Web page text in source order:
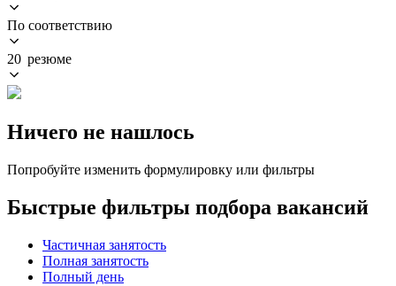
По соответствию
20 резюме
Ничего не нашлось
Попробуйте изменить формулировку или фильтры
Быстрые фильтры подбора вакансий
Частичная занятость
Полная занятость
Полный день